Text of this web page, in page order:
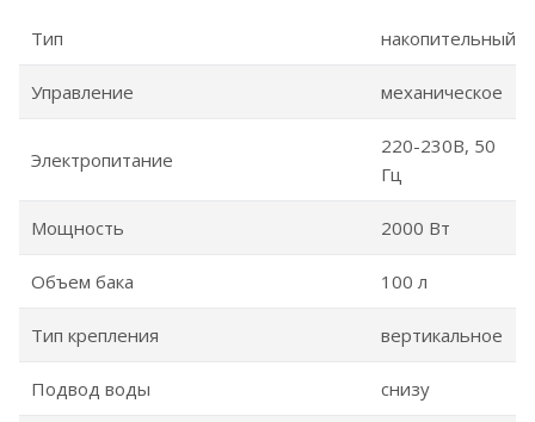
Тип накопительный
Управление механическое
Электропитание
220-230В, 50
Гц
Мощность 2000 Вт
Объем бака 100 л
Тип крепления вертикальное
Подвод воды снизу